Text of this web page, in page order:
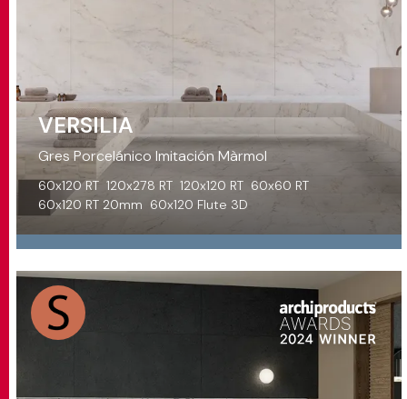
VERSILIA
Gres Porcelánico Imitación Màrmol
60x120 RT 120x278 RT 120x120 RT 60x60 RT
60x120 RT 20mm 60x120 Flute 3D